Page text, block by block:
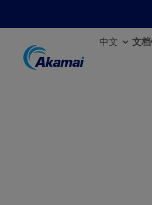
中文 文档